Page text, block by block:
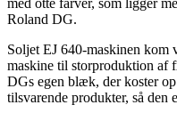
Roland DG.
Soljet EJ 640-maskinen
maskine til storproduktion af
DGs egen blæk, der koster
tilsvarende produkter, så den